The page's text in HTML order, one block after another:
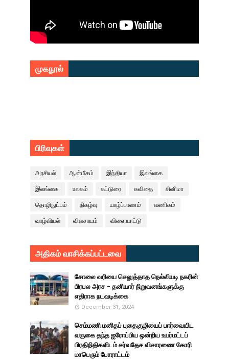
முகநூல்
பிரிவுகள்
அரசியல் ஆன்மீகம் இந்தியா இலங்கை
இலங்கை. உலகம் கட்டுரை கவிதை சினிமா
தொழிநுட்பம் நிகழ்வு யாழ்ப்பாணம் வணிகம்
வாழ்வியல் விவசாயம் விளையாட்டு
அதிகம் வாசிக்கப்பட்டவை
சோலை வரியை செலுத்தாத நெல்லியடி நகரின்
பிரபல அரச - தனியார் நிறுவனங்களுக்கு
எதிராக நடவடிக்கை
December 31, 2024
செம்மணி மனிதப் புதைகுழியைப் பார்வையிட
வருகை தந்த ஐரோப்பிய ஒன்றிய உயர்மட்டப்
பிரதிநிதிகளிடம் சர்வதேச விசாரணை கோரி
மாபெரும் போராட்டம்